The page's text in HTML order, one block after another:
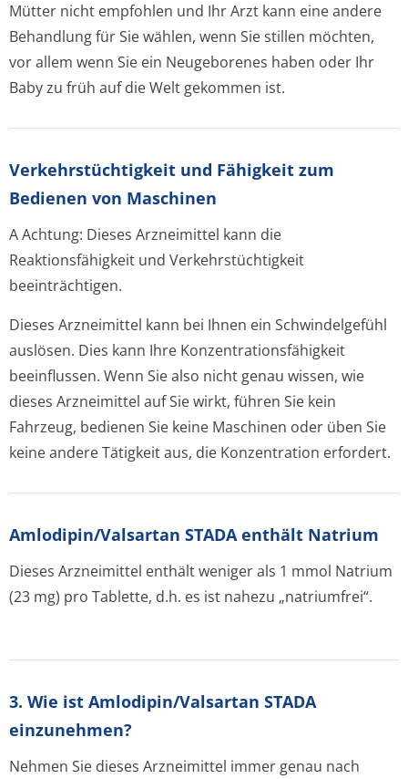
Mütter nicht empfohlen und Ihr Arzt kann eine andere
Behandlung für Sie wählen, wenn Sie stillen möchten,
vor allem wenn Sie ein Neugeborenes haben oder Ihr
Baby zu früh auf die Welt gekommen ist.
Verkehrstüchtig­keit und Fähigkeit zum
Bedienen von Maschinen
A Achtung: Dieses Arzneimittel kann die
Reaktionsfähigkeit und Verkehrstüchtigkeit
beeinträchtigen.
Dieses Arzneimittel kann bei Ihnen ein Schwindelgefühl
auslösen. Dies kann Ihre Konzentration­sfähigkeit
beeinflussen. Wenn Sie also nicht genau wissen, wie
dieses Arzneimittel auf Sie wirkt, führen Sie kein
Fahrzeug, bedienen Sie keine Maschinen oder üben Sie
keine andere Tätigkeit aus, die Konzentration erfordert.
Amlodipin/Val­sartan STADA enthält Natrium
Dieses Arzneimittel enthält weniger als 1 mmol Natrium
(23 mg) pro Tablette, d.h. es ist nahezu „natriumfrei“.
3. Wie ist Amlodipin/Valsartan STADA
einzunehmen?
Nehmen Sie dieses Arzneimittel immer genau nach